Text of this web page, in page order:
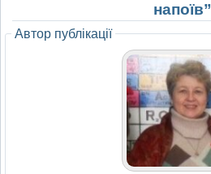
напоїв”
Автор публікації